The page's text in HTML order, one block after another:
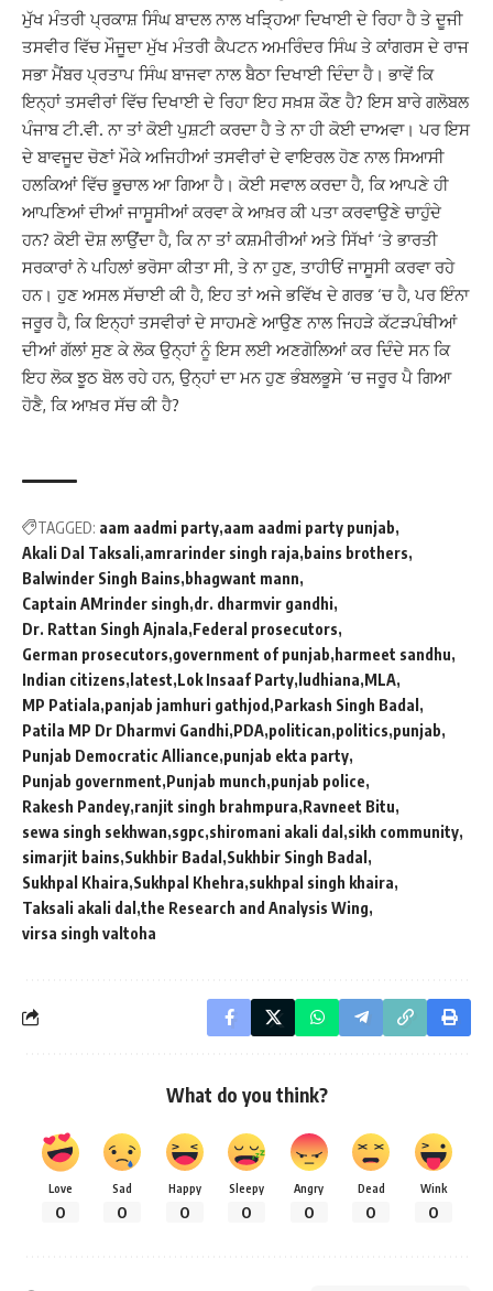
ਮੁੱਖ ਮੰਤਰੀ ਪ੍ਰਕਾਸ਼ ਸਿੰਘ ਬਾਦਲ ਨਾਲ ਖੜ੍ਹਿਆ ਦਿਖਾਈ ਦੇ ਰਿਹਾ ਹੈ ਤੇ ਦੂਜੀ
ਤਸਵੀਰ ਵਿੱਚ ਮੌਜੂਦਾ ਮੁੱਖ ਮੰਤਰੀ ਕੈਪਟਨ ਅਮਰਿੰਦਰ ਸਿੰਘ ਤੇ ਕਾਂਗਰਸ ਦੇ ਰਾਜ
ਸਭਾ ਮੈਂਬਰ ਪ੍ਰਤਾਪ ਸਿੰਘ ਬਾਜਵਾ ਨਾਲ ਬੈਠਾ ਦਿਖਾਈ ਦਿੰਦਾ ਹੈ। ਭਾਵੇਂ ਕਿ
ਇਨ੍ਹਾਂ ਤਸਵੀਰਾਂ ਵਿੱਚ ਦਿਖਾਈ ਦੇ ਰਿਹਾ ਇਹ ਸਖ਼ਸ਼ ਕੌਣ ਹੈ? ਇਸ ਬਾਰੇ ਗਲੋਬਲ
ਪੰਜਾਬ ਟੀ.ਵੀ. ਨਾ ਤਾਂ ਕੋਈ ਪੁਸ਼ਟੀ ਕਰਦਾ ਹੈ ਤੇ ਨਾ ਹੀ ਕੋਈ ਦਾਅਵਾ। ਪਰ ਇਸ
ਦੇ ਬਾਵਜੂਦ ਚੋਣਾਂ ਮੌਕੇ ਅਜਿਹੀਆਂ ਤਸਵੀਰਾਂ ਦੇ ਵਾਇਰਲ ਹੋਣ ਨਾਲ ਸਿਆਸੀ
ਹਲਕਿਆਂ ਵਿੱਚ ਭੂਚਾਲ ਆ ਗਿਆ ਹੈ। ਕੋਈ ਸਵਾਲ ਕਰਦਾ ਹੈ, ਕਿ ਆਪਣੇ ਹੀ
ਆਪਣਿਆਂ ਦੀਆਂ ਜਾਸੂਸੀਆਂ ਕਰਵਾ ਕੇ ਆਖ਼ਰ ਕੀ ਪਤਾ ਕਰਵਾਉਣੇ ਚਾਹੁੰਦੇ
ਹਨ? ਕੋਈ ਦੋਸ਼ ਲਾਉਂਦਾ ਹੈ, ਕਿ ਨਾ ਤਾਂ ਕਸ਼ਮੀਰੀਆਂ ਅਤੇ ਸਿੱਖਾਂ ‘ਤੇ ਭਾਰਤੀ
ਸਰਕਾਰਾਂ ਨੇ ਪਹਿਲਾਂ ਭਰੋਸਾ ਕੀਤਾ ਸੀ, ਤੇ ਨਾ ਹੁਣ, ਤਾਹੀਓਂ ਜਾਸੂਸੀ ਕਰਵਾ ਰਹੇ
ਹਨ। ਹੁਣ ਅਸਲ ਸੱਚਾਈ ਕੀ ਹੈ, ਇਹ ਤਾਂ ਅਜੇ ਭਵਿੱਖ ਦੇ ਗਰਭ ‘ਚ ਹੈ, ਪਰ ਇੰਨਾ
ਜਰੂਰ ਹੈ, ਕਿ ਇਨ੍ਹਾਂ ਤਸਵੀਰਾਂ ਦੇ ਸਾਹਮਣੇ ਆਉਣ ਨਾਲ ਜਿਹੜੇ ਕੱਟੜਪੰਥੀਆਂ
ਦੀਆਂ ਗੱਲਾਂ ਸੁਣ ਕੇ ਲੋਕ ਉਨ੍ਹਾਂ ਨੂੰ ਇਸ ਲਈ ਅਣਗੋਲਿਆਂ ਕਰ ਦਿੰਦੇ ਸਨ ਕਿ
ਇਹ ਲੋਕ ਝੂਠ ਬੋਲ ਰਹੇ ਹਨ, ਉਨ੍ਹਾਂ ਦਾ ਮਨ ਹੁਣ ਭੰਬਲਭੂਸੇ ‘ਚ ਜਰੂਰ ਪੈ ਗਿਆ
ਹੋਣੈ, ਕਿ ਆਖ਼ਰ ਸੱਚ ਕੀ ਹੈ?
TAGGED: aam aadmi party aam aadmi party punjab
Akali Dal Taksali amrarinder singh raja bains brothers
Balwinder Singh Bains bhagwant mann
Captain AMrinder singh dr. dharmvir gandhi
Dr. Rattan Singh Ajnala Federal prosecutors
German prosecutors government of punjab harmeet sandhu
Indian citizens latest Lok Insaaf Party ludhiana MLA
MP Patiala panjab jamhuri gathjod Parkash Singh Badal
Patila MP Dr Dharmvi Gandhi PDA politican politics punjab
Punjab Democratic Alliance punjab ekta party
Punjab government Punjab munch punjab police
Rakesh Pandey ranjit singh brahmpura Ravneet Bitu
sewa singh sekhwan sgpc shiromani akali dal sikh community
simarjit bains Sukhbir Badal Sukhbir Singh Badal
Sukhpal Khaira Sukhpal Khehra sukhpal singh khaira
Taksali akali dal the Research and Analysis Wing
virsa singh valtoha
What do you think?
Love
0
Sad
0
Happy
0
Sleepy
0
Angry
0
Dead
0
Wink
0